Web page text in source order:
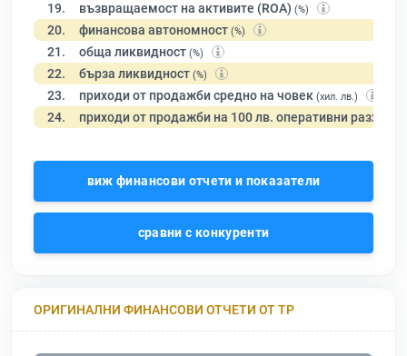
19. възвращаемост на активите (ROA) (%)
20. финансова автономност (%)
21. обща ликвидност (%)
22. бърза ликвидност (%)
23. приходи от продажби средно на човек (хил. лв.)
24. приходи от продажби на 100 лв. оперативни разходи
виж финансови отчети и показатели
сравни с конкуренти
ОРИГИНАЛНИ ФИНАНСОВИ ОТЧЕТИ ОТ ТР